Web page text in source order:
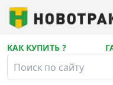
КАК КУПИТЬ ?